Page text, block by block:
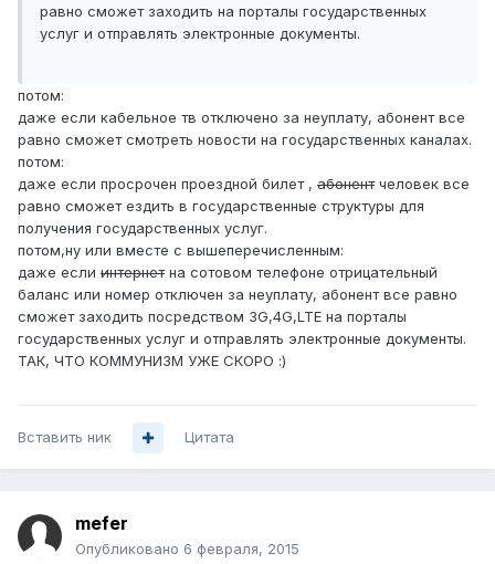
равно сможет заходить на порталы государственных
услуг и отправлять электронные документы.
потом:
даже если кабельное тв отключено за неуплату, абонент все
равно сможет смотреть новости на государственных каналах.
потом:
даже если просрочен проездной билет , абонентчеловек все
равно сможет ездить в государственные структуры для
получения государственных услуг.
потом,ну или вместе с вышеперечисленным:
даже если интернетна сотовом телефоне отрицательный
баланс или номер отключен за неуплату, абонент все равно
сможет заходить посредством 3G,4G,LTE на порталы
государственных услуг и отправлять электронные документы.
ТАК, ЧТО КОММУНИЗМ УЖЕ СКОРО :)
Вставить ник Цитата
mefer
Опубликовано 6 февраля, 2015